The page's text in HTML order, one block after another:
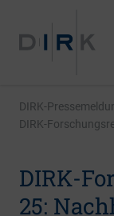
DIRK-
DIRK-
DIRK-
25: